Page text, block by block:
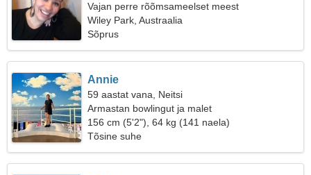
Vajan perre rõõmsameelset meest
Wiley Park, Austraalia
Sõprus
Annie
59 aastat vana, Neitsi
Armastan bowlingut ja malet
156 cm (5'2"), 64 kg (141 naela)
Tõsine suhe